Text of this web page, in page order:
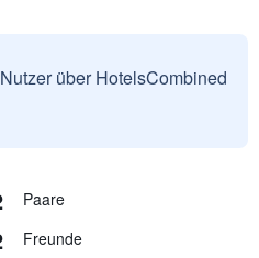
über HotelsCombined
Paare
Freunde